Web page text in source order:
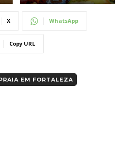
X WhatsApp
Copy URL
EM FORTALEZA